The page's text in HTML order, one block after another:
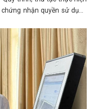
nhận quyền sử dụng
đoàn có ông Chau Sóc
Quốc Tuấn, Phó Chủ tịch